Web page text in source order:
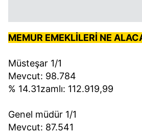
MEMUR EMEKLİLERİ NE
Müsteşar 1/1
Mevcut: 98.784
% 14.31zamlı: 112.919,99
Genel müdür 1/1
Mevcut: 87.541